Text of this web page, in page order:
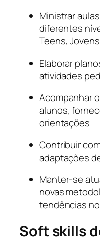
Ministrar
diferentes
Teens,
Elaborar
atividades
Acompanhar
alunos,
orientações
Contribuir
adaptações
Manter-se
novas
tendências
Soft skills